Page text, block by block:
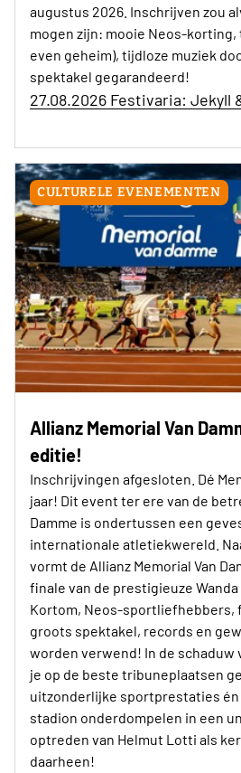
augustus 2026. Inschrijven zou
mogen zijn: mooie Neos-korting,
even geheim), tijdloze muziek
spektakel gegarandeerd!
27.08.2026 Festivaria: Jekyll
CULTURELE EVENEMENTEN
Allianz Memorial Van
editie!
Inschrijvingen afgesloten. Dé
jaar! Dit event ter ere van de
Damme is ondertussen een
internationale atletiekwereld.
vormt de Allianz Memorial Van
finale van de prestigieuze Wanda
Kortom, Neos-sportliefhebbers,
groots spektakel, records en
worden verwend! In de schaduw
je op de beste tribuneplaatsen
uitzonderlijke sportprestaties
stadion onderdompelen in een
optreden van Helmut Lotti als
daarheen!